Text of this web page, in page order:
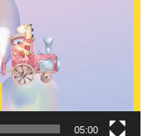
05:00